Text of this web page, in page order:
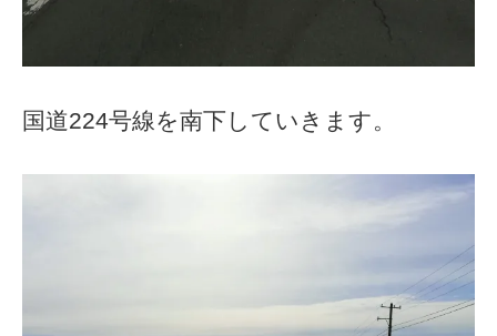
国道224号線を南下していきます。